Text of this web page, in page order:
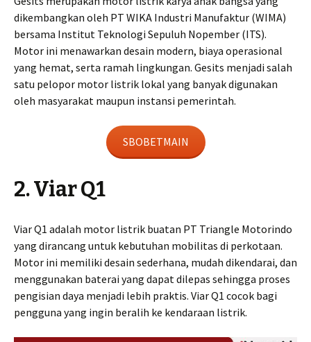
dikembangkan oleh PT WIKA Industri Manufaktur (WIMA)
bersama Institut Teknologi Sepuluh Nopember (ITS).
Motor ini menawarkan desain modern, biaya operasional
yang hemat, serta ramah lingkungan. Gesits menjadi salah
satu pelopor motor listrik lokal yang banyak digunakan
oleh masyarakat maupun instansi pemerintah.
SBOBETMAIN
2. Viar Q1
Viar Q1 adalah motor listrik buatan PT Triangle Motorindo
yang dirancang untuk kebutuhan mobilitas di perkotaan.
Motor ini memiliki desain sederhana, mudah dikendarai, dan
menggunakan baterai yang dapat dilepas sehingga proses
pengisian daya menjadi lebih praktis. Viar Q1 cocok bagi
pengguna yang ingin beralih ke kendaraan listrik.